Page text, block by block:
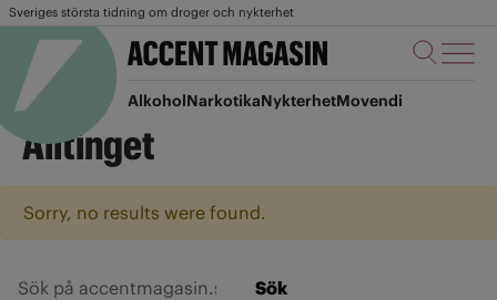
Sveriges största tidning om droger och nykterhet
AlkoholNarkotikaNykterhetMovendi
Alltinget
Sorry, no results were found.
Sök